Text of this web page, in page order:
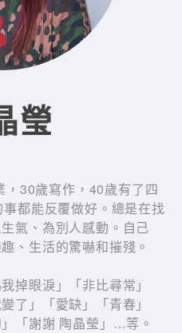
瑩
30歲寫作，40歲有了四
都能反覆做好。總是在找
氣、為別人感動。自己
、生活的驚嚇和摧殘。
掉眼淚」「非比尋常」
了」「愛缺」「青春」
」「謝謝 陶晶瑩」…等。